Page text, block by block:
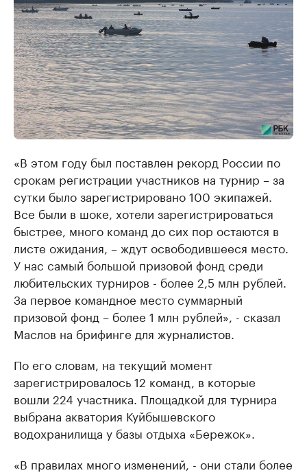
«В этом году был поставлен рекорд России по
срокам регистрации участников на турнир – за
сутки было зарегистрировано 100 экипажей.
Все были в шоке, хотели зарегистрироваться
быстрее, много команд до сих пор остаются в
листе ожидания, – ждут освободившееся место.
У нас самый большой призовой фонд среди
любительских турниров - более 2,5 млн рублей.
За первое командное место суммарный
призовой фонд – более 1 млн рублей», - сказал
Маслов на брифинге для журналистов.
По его словам, на текущий момент
зарегистрировалось 12 команд, в которые
вошли 224 участника. Площадкой для турнира
выбрана акватория Куйбышевского
водохранилища у базы отдыха «Бережок».
«В правилах много изменений, - они стали более